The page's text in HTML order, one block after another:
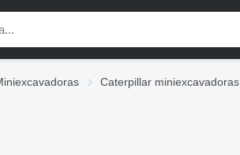
Caterpillar miniexcavadoras